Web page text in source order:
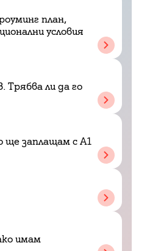
план,
условия
Трябва ли да го
ще заплащам с A1
имам